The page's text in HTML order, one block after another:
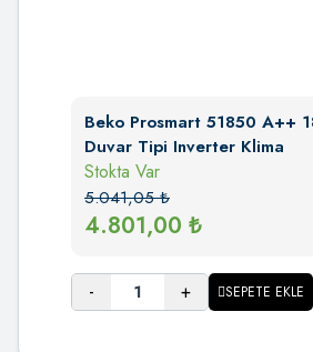
Beko Prosmart 51850 A++
Duvar Tipi Inverter Klima
Stokta Var
5.041,05₺
4.801,00 ₺
- + SEPETE EKLE